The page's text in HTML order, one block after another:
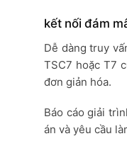
kết nối đám
Dễ dàng truy
TSC7 hoặc T7
đơn giản hóa.
Báo cáo giải
án và yêu cầu